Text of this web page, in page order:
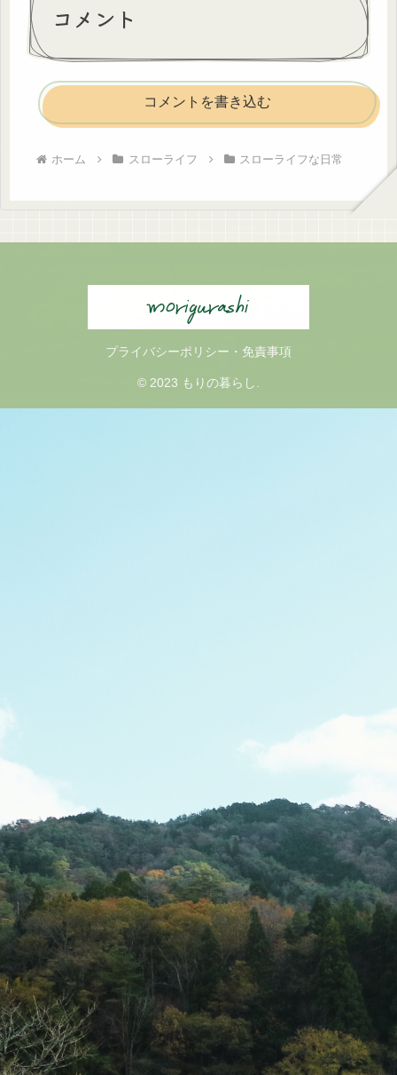
コメント
コメントを書き込む
ホーム スローライフ スローライフな日常
プライバシーポリシー・免責事項
© 2023 もりの暮らし.